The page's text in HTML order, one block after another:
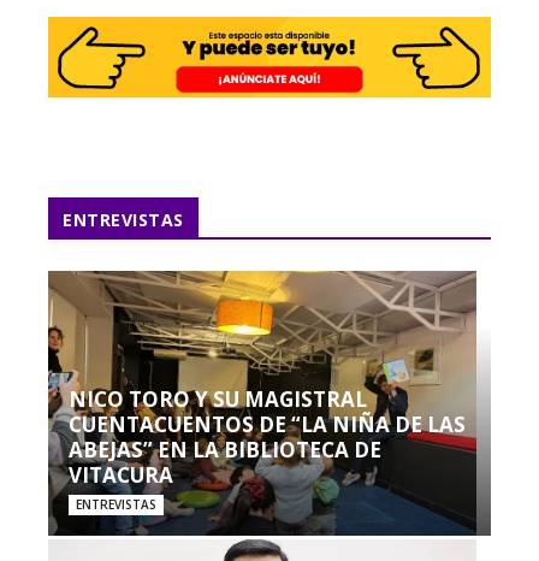
ENTREVISTAS
NICO TORO Y SU MAGISTRAL
CUENTACUENTOS DE “LA NIÑA DE LAS
ABEJAS” EN LA BIBLIOTECA DE
VITACURA
ENTREVISTAS